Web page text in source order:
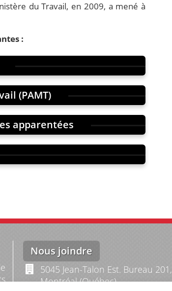
du Travail, en 2009, a mené à
:
(PAMT)
apparentées
Nous joindre
5045 Jean-Talon Est. Bureau 201,
Montréal (Québec)